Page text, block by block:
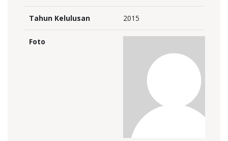
Tahun Kelulusan 2015
Foto